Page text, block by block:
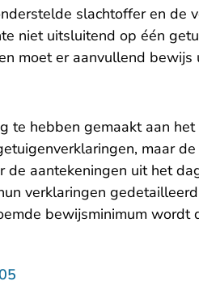
slachtoffer en de
niet uitsluitend op één
moet er aanvullend bewijs
te hebben gemaakt aan
maar
aantekeningen uit het
verklaringen
bewijsminimum wordt